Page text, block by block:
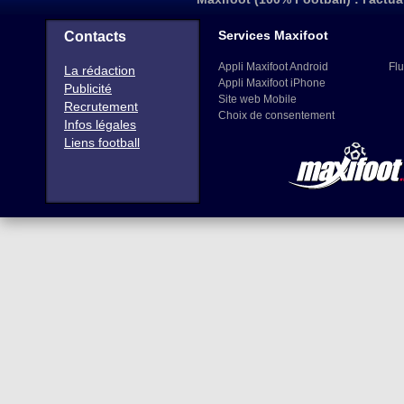
Contacts
La rédaction
Publicité
Recrutement
Infos légales
Liens football
Services Maxifoot
Appli Maxifoot Android
Appli Maxifoot iPhone
Site web Mobile
Choix de consentement